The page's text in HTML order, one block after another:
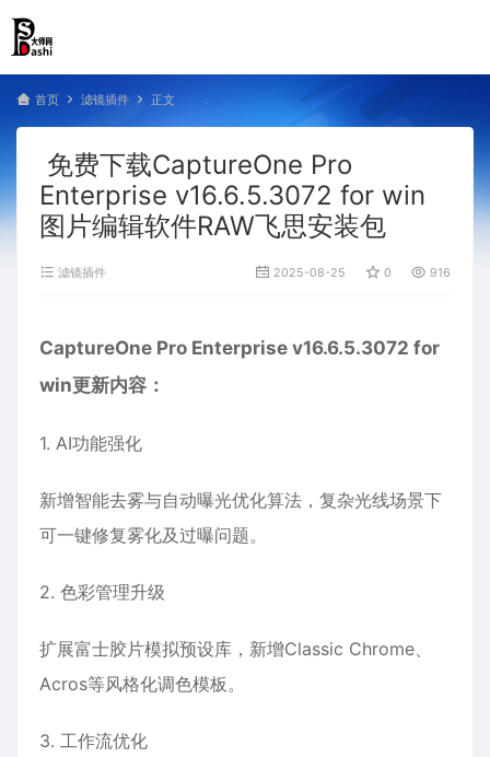
首页 滤镜插件 正文
免费下载CaptureOne Pro
Enterprise v16.6.5.3072 for win
图片编辑软件RAW飞思安装包
滤镜插件 2025-08-25 0 916
CaptureOne Pro Enterprise v16.6.5.3072 for
win更新内容：
1. AI功能强化
新增智能去雾与自动曝光优化算法，复杂光线场景下
可一键修复雾化及过曝问题。
2. 色彩管理升级
扩展富士胶片模拟预设库，新增Classic Chrome、
Acros等风格化调色模板。
3. 工作流优化